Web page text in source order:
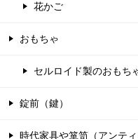
花かご
おもちゃ
セルロイド製のおもち
錠前（鍵）
時代家具や箪笥（アンティ